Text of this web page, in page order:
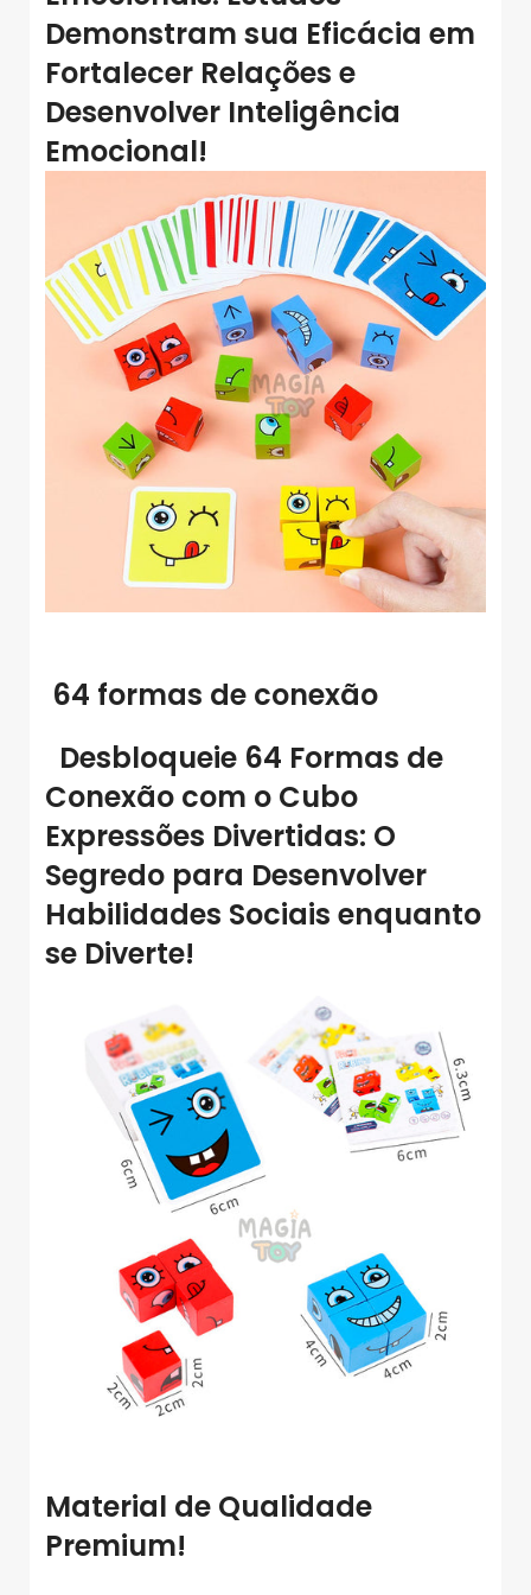
Demonstram sua Eficácia em
Fortalecer Relações e
Desenvolver Inteligência
Emocional!
64 formas de conexão
Desbloqueie 64 Formas de
Conexão com o Cubo
Expressões Divertidas: O
Segredo para Desenvolver
Habilidades Sociais enquanto
se Diverte!
Material de Qualidade
Premium!